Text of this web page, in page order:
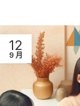
12
9 月